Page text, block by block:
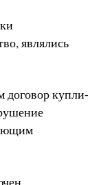
являлись
договор купли-